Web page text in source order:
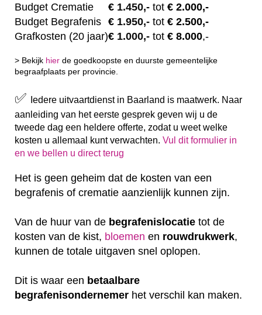
Budget Crematie
€ 1.450,- tot € 2.000,-
Budget Begrafenis € 1.950,- tot € 2.500,-
Grafkosten (20 jaar)€ 1.000,- tot € 8.000,-
> Bekijk hier de goedkoopste en duurste gemeentelijke
begraafplaats per provincie.
✅
Iedere uitvaartdienst in Baarland is maatwerk. Naar
aanleiding van het eerste gesprek geven wij u de
tweede dag een heldere offerte, zodat u weet welke
kosten u allemaal kunt verwachten. Vul dit formulier in
en we bellen u direct terug
Het is geen geheim dat de kosten van een
begrafenis of crematie aanzienlijk kunnen zijn.
Van de huur van de begrafenislocatie tot de
kosten van de kist, bloemen en rouwdrukwerk,
kunnen de totale uitgaven snel oplopen.
Dit is waar een betaalbare
begrafenisondernemer het verschil kan maken.